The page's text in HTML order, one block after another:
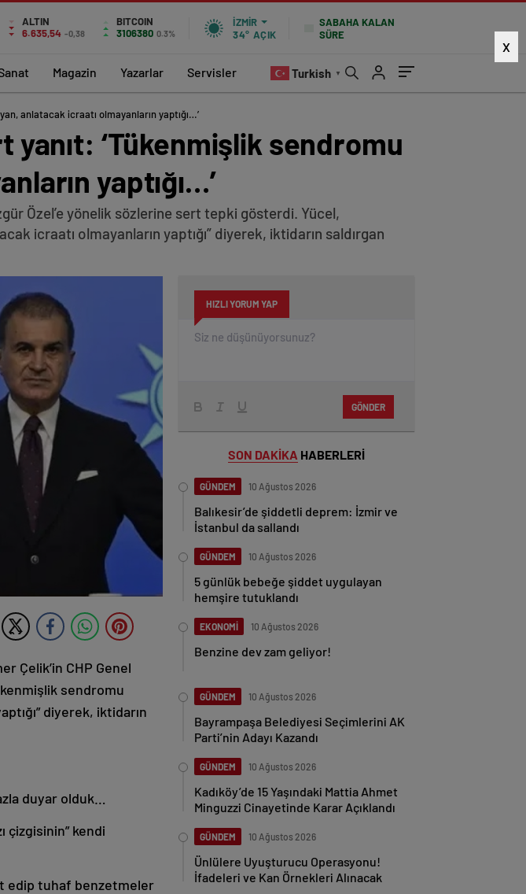
ALTIN
6.635,54 -0,38
BITCOIN
3106380 0.3%
İZMIR
34° AÇIK
SABAHA KALAN
SÜRE
Magazin Yazarlar Servisler Turkish ▼
X
anlatacak icraatı olmayanların yaptığı…’
yanıt: ‘Tükenmişlik sendromu
yaptığı…’
Özel’e yönelik sözlerine sert tepki gösterdi. Yücel,
icraatı olmayanların yaptığı” diyerek, iktidarın saldırgan
Çelik’in CHP Genel
sendromu
diyerek, iktidarın
duyar olduk…
çizgisinin” kendi
edip tuhaf benzetmeler
HIZLI YORUM YAP
GÖNDER
SON DAKİKA HABERLERİ
GÜNDEM 10 Ağustos 2026
Balıkesir’de şiddetli deprem: İzmir ve
İstanbul da sallandı
GÜNDEM 10 Ağustos 2026
5 günlük bebeğe şiddet uygulayan
hemşire tutuklandı
EKONOMİ 10 Ağustos 2026
Benzine dev zam geliyor!
GÜNDEM 10 Ağustos 2026
Bayrampaşa Belediyesi Seçimlerini AK
Parti’nin Adayı Kazandı
GÜNDEM 10 Ağustos 2026
Kadıköy’de 15 Yaşındaki Mattia Ahmet
Minguzzi Cinayetinde Karar Açıklandı
GÜNDEM 10 Ağustos 2026
Ünlülere Uyuşturucu Operasyonu!
İfadeleri ve Kan Örnekleri Alınacak